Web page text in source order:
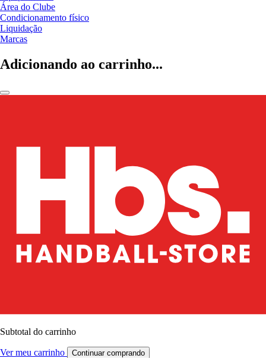
Área do Clube
Condicionamento físico
Liquidação
Marcas
Adicionando ao carrinho...
Subtotal do carrinho
Ver meu carrinho Continuar comprando